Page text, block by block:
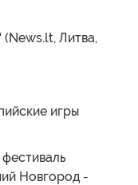
Литва,
игры
Новгород -